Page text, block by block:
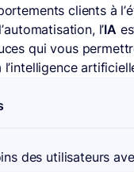
clients à
l’IA
qui vous
l’intelligence
des utilisateurs